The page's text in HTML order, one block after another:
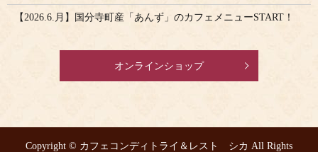
【2026.6.月】国分寺町産「あんず」のカフェメニューSTART！
オンラインショップ
Copyright © カフェコンディトライ＆レスト シカ All Rights